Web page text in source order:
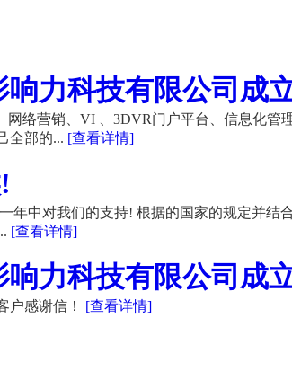
力科技有限公司成
络营销、VI 、3DVR门户平台、信息化
全部的... [查看详情]
中对我们的支持! 根据的国家的规定并结
[查看详情]
力科技有限公司成
户感谢信！ [查看详情]